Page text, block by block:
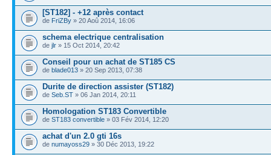
[ST182] - +12 après contact
de FriZBy » 20 Aoû 2014, 16:06
schema electrique centralisation
de jlr » 15 Oct 2014, 20:42
Conseil pour un achat de ST185 CS
de blade013 » 20 Sep 2013, 07:38
Durite de direction assister (ST182)
de Seb.ST » 06 Jan 2014, 20:11
Homologation ST183 Convertible
de ST183 convertible » 03 Fév 2014, 12:20
achat d'un 2.0 gti 16s
de numayoss29 » 30 Déc 2013, 19:22